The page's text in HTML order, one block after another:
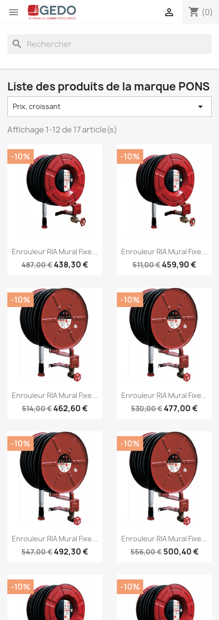
 shopping_cart (0)

search
Liste des produits de la marque PONS
Prix, croissant 
Affichage 1-12 de 17 article(s)
Aperçu rapide
Enrouleur RIA Mural Fixe...
487,00 €438,30 €
-10%
Aperçu rapide
Enrouleur RIA Mural Fixe...
511,00 €459,90 €
-10%
Aperçu rapide
Enrouleur RIA Mural Fixe...
514,00 €462,60 €
-10%
Aperçu rapide
Enrouleur RIA Mural Fixe...
530,00 €477,00 €
-10%
Aperçu rapide
Enrouleur RIA Mural Fixe...
547,00 €492,30 €
-10%
Aperçu rapide
Enrouleur RIA Mural Fixe...
556,00 € 500,40 €
-10%
-10% -10%